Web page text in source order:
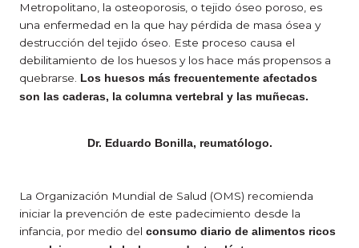
Metropolitano, la osteoporosis, o tejido óseo poroso, es
una enfermedad en la que hay pérdida de masa ósea y
destrucción del tejido óseo. Este proceso causa el
debilitamiento de los huesos y los hace más propensos a
quebrarse.
Los huesos más frecuentemente afectados
son las caderas, la columna vertebral y las muñecas.
Dr. Eduardo Bonilla, reumatólogo.
La Organización Mundial de Salud (OMS) recomienda
iniciar la prevención de este padecimiento desde la
infancia, por medio del consumo diario de alimentos ricos